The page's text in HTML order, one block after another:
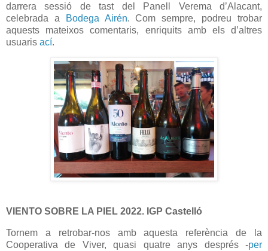
darrera sessió de tast del Panell Verema d’Alacant,
celebrada a
Bodega Airén. Com sempre, podreu trobar
aquests mateixos comentaris, enriquits amb els d’altres
usuaris ací.
VIENTO SOBRE LA PIEL 2022. IGP Castelló
Tornem a retrobar-nos amb aquesta referència de la
Cooperativa de Viver, quasi quatre anys després -per